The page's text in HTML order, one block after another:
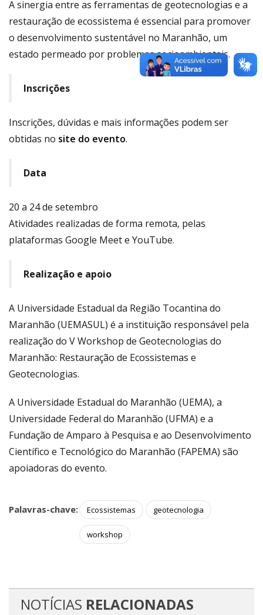
A sinergia entre as ferramentas de geotecnologias e a
restauração de ecossistema é essencial para promover
o desenvolvimento sustentável no Maranhão, um
estado permeado por problemas socioambientais.
Inscrições
Inscrições, dúvidas e mais informações podem ser
obtidas no site do evento.
Data
20 a 24 de setembro
Atividades realizadas de forma remota, pelas
plataformas Google Meet e YouTube.
Realização e apoio
A Universidade Estadual da Região Tocantina do
Maranhão (UEMASUL) é a instituição responsável pela
realização do V Workshop de Geotecnologias do
Maranhão: Restauração de Ecossistemas e
Geotecnologias.
A Universidade Estadual do Maranhão (UEMA), a
Universidade Federal do Maranhão (UFMA) e a
Fundação de Amparo à Pesquisa e ao Desenvolvimento
Científico e Tecnológico do Maranhão (FAPEMA) são
apoiadoras do evento.
Palavras-chave: Ecossistemas geotecnologia
workshop
NOTÍCIAS RELACIONADAS